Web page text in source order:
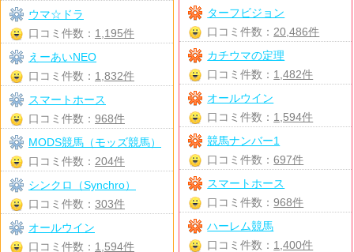
ターフビジョン
口コミ件数： 20,486件
カチウマの定理
口コミ件数： 1,482件
オールウイン
口コミ件数： 1,594件
競馬ナンバー1
口コミ件数：697件
スマートホース
口コミ件数：968件
ハーレム競馬
口コミ件数： 1,400件
ウマ☆ドラ
口コミ件数： 1,195件
えーあいNEO
口コミ件数： 1,832件
スマートホース
口コミ件数： 968件
MODS競馬（モッズ競馬）
口コミ件数： 204件
シンクロ（Synchro）
口コミ件数： 303件
オールウイン
口コミ件数： 1,594件